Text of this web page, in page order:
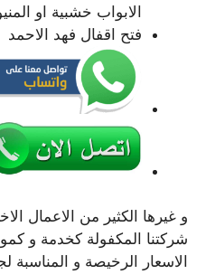
الابواب خشبية او
فتح اقفال فهد الاحمد
و غيرها الكثير من الاعمال
شركتنا المكفولة كخدمة و
الاسعار الرخيصة و المناسبة